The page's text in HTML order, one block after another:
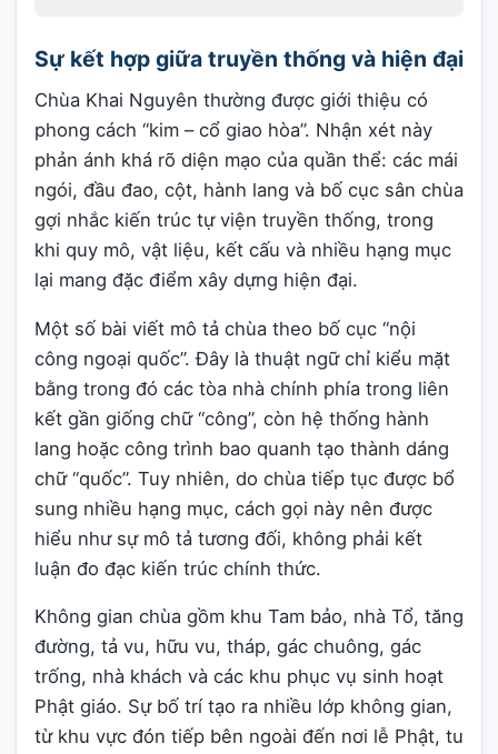
Sự kết hợp giữa truyền thống và hiện đại
Chùa Khai Nguyên thường được giới thiệu có
phong cách “kim – cổ giao hòa”. Nhận xét này
phản ánh khá rõ diện mạo của quần thể: các mái
ngói, đầu đao, cột, hành lang và bố cục sân chùa
gợi nhắc kiến trúc tự viện truyền thống, trong
khi quy mô, vật liệu, kết cấu và nhiều hạng mục
lại mang đặc điểm xây dựng hiện đại.
Một số bài viết mô tả chùa theo bố cục “nội
công ngoại quốc”. Đây là thuật ngữ chỉ kiểu mặt
bằng trong đó các tòa nhà chính phía trong liên
kết gần giống chữ “công”, còn hệ thống hành
lang hoặc công trình bao quanh tạo thành dáng
chữ “quốc”. Tuy nhiên, do chùa tiếp tục được bổ
sung nhiều hạng mục, cách gọi này nên được
hiểu như sự mô tả tương đối, không phải kết
luận đo đạc kiến trúc chính thức.
Không gian chùa gồm khu Tam bảo, nhà Tổ, tăng
đường, tả vu, hữu vu, tháp, gác chuông, gác
trống, nhà khách và các khu phục vụ sinh hoạt
Phật giáo. Sự bố trí tạo ra nhiều lớp không gian,
từ khu vực đón tiếp bên ngoài đến nơi lễ Phật, tu